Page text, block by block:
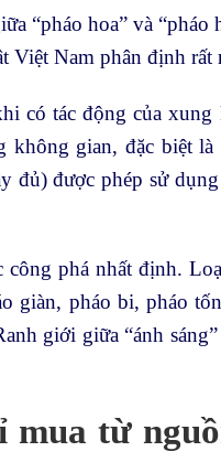
“pháo hoa” và “pháo
Nam phân định rất
có tác động của
không gian, đặc biệt
đủ) được phép sử
phá nhất định.
giàn, pháo bi, pháo
giới giữa “ánh
mua từ